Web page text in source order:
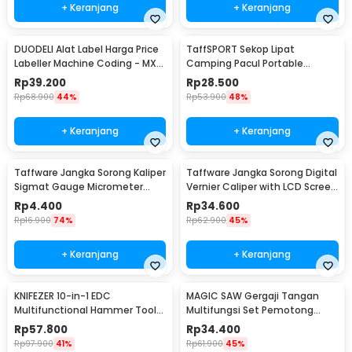
Kelengkapan Produk
1 x HAFINE Lakban Velcro Hook and Loop Magic Nylon Tape
Nylon Perekat - ZNK100
+ Keranjang + Keranjang
DUODELI Alat Label Harga Price
Labeller Machine Coding - MX-
5500
Rp39.200
Rp68.900 44%
+ Keranjang
TaffSPORT Sekop Lipat
Camping Pacul Portable
Tactical Survival 40cm - 101
Rp28.500
Rp53.900 48%
+ Keranjang
Taffware Jangka Sorong Kaliper
Sigmat Gauge Micrometer
150mm - QST-600
Rp4.400
Rp16.900 74%
+ Keranjang
Taffware Jangka Sorong Digital
Vernier Caliper with LCD Screen
150mm - JIGO-150
Rp34.600
Rp62.900 45%
+ Keranjang
KNIFEZER 10-in-1 EDC
Multifunctional Hammer Tool
for Camping Survival - WL-
9003
Rp57.800
Rp97.900 41%
MAGIC SAW Gergaji Tangan
Multifungsi Set Pemotong
Kayu Besi
Rp34.400
Rp61.900 45%